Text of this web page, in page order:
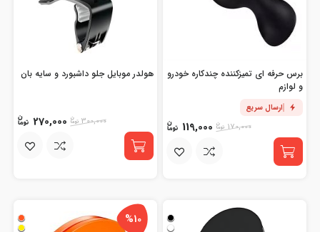
برس حرفه ای تمیزکننده چندکاره خودرو
و لوازم
ارسال سریع
170,000
119,000
هولدر موبایل جلو داشبورد و سایه بان
300,000
270,000
%10